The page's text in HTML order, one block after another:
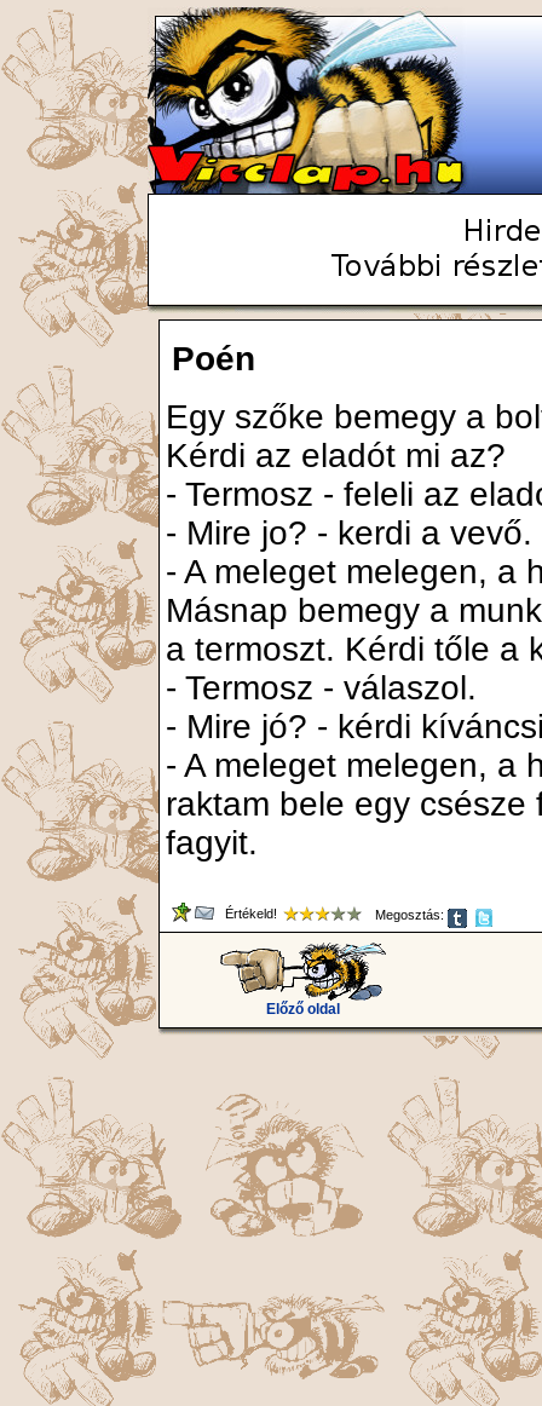
Poén
Egy szőke bemegy a
Kérdi az eladót mi az?
- Termosz - feleli az
- Mire jo? - kerdi a vevő.
- A meleget melegen, a
Másnap bemegy a
a termoszt. Kérdi tőle a
- Termosz - válaszol.
- Mire jó? - kérdi
- A meleget melegen, a
raktam bele egy
fagyit.
Értékeld! Megosztás:
Előző oldal